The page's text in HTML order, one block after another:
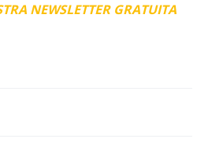
NEWSLETTER GRATUITA